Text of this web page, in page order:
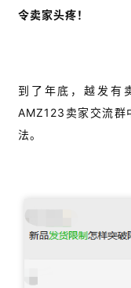
令卖家头疼！
到了年底，越发有
AMZ123卖家交流群
法。